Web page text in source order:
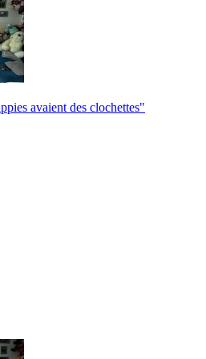
avaient des clochettes"